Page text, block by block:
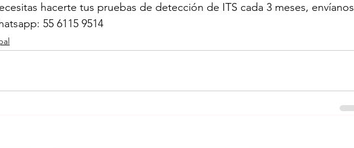
hacerte tus pruebas de detección de ITS cada 3 meses, envíanos
55 6115 9514